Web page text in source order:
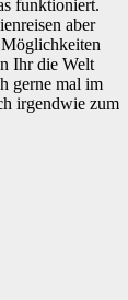
funktioniert.
aber
Ihr die Welt
gerne mal im
irgendwie zum